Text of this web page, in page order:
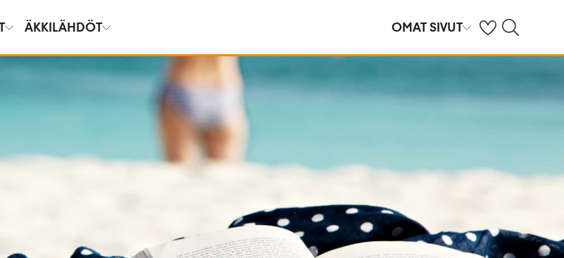
ÄKKILÄHDÖT OMAT SIVUT OmatHaku